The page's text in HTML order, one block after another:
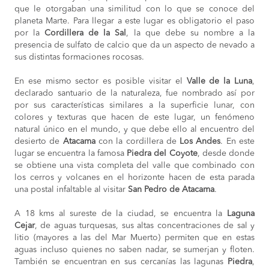
que le otorgaban una similitud con lo que se conoce del
planeta Marte. Para llegar a este lugar es obligatorio el paso
por laCordillera de la Sal , la que debe su nombre a la
presencia de sulfato de calcio que da un aspecto de nevado a
sus distintas formaciones rocosas.
En ese mismo sector es posible visitar el Valle de la Luna,
declarado santuario de la naturaleza, fue nombrado así por
por sus características similares a la superficie lunar, con
colores y texturas que hacen de este lugar, un fenómeno
natural único en el mundo, y que debe ello al encuentro del
desierto de Atacamacon la cordillera deLos Andes. En este
lugar se encuentra la famosa Piedra del Coyote, desde donde
se obtiene una vista completa del valle que combinado con
los cerros y volcanes en el horizonte hacen de esta parada
una postal infaltable al visitar San Pedro de Atacama.
A 18 kms al sureste de la ciudad, se encuentra la
Laguna
Cejar, de aguas turquesas, sus altas concentraciones de sal y
litio (mayores a las del Mar Muerto) permiten que en estas
aguas incluso quienes no saben nadar, se sumerjan y floten.
También se encuentran en sus cercanías las lagunas
Piedra,